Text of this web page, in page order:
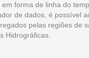
forma de linha do
de dados, é possível
pelas regiões de
Hidrográficas.